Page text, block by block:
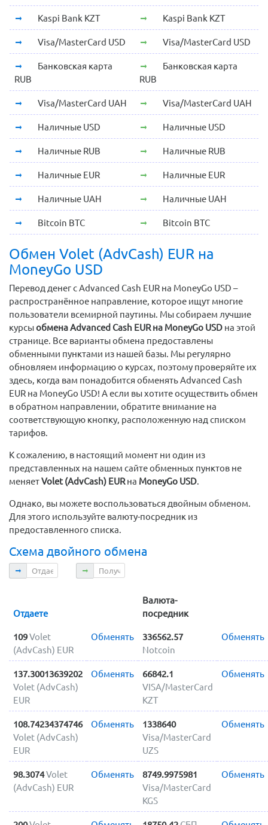
Kaspi Bank KZT Kaspi Bank KZT
Visa/MasterCard USD Visa/MasterCard USD
Банковская карта
RUB
Банковская карта
RUB
Visa/MasterCard UAH Visa/MasterCard UAH
Наличные USD Наличные USD
Наличные RUB Наличные RUB
Наличные EUR Наличные EUR
Наличные UAH Наличные UAH
Bitcoin BTC Bitcoin BTC
Обмен Volet (AdvCash) EUR на
MoneyGo USD
Перевод денег с Advanced Cash EUR на MoneyGo USD –
распространённое направление, которое ищут многие
пользователи всемирной паутины. Мы собираем лучшие
курсыобмена Advanced Cash EUR на MoneyGo USD на этой
странице. Все варианты обмена предоставлены
обменными пунктами из нашей базы. Мы регулярно
обновляем информацию о курсах, поэтому проверяйте их
здесь, когда вам понадобится обменять Advanced Cash
EUR на MoneyGo USD! А если вы хотите осуществить обмен
в обратном направлении, обратите внимание на
соответствующую кнопку, расположенную над списком
тарифов.
К сожалению, в настоящий момент ни один из
представленных на нашем сайте обменных пунктов не
меняетVolet (AdvCash) EURна MoneyGo USD.
Однако, вы можете воспользоваться двойным обменом.
Для этого используйте валюту-посредник из
предоставленного списка.
Схема двойного обмена
Отдаете Получаете
Отдаете
Валюта-
посредник
109Volet
(AdvCash) EUR
Обменять
336562.57
Notcoin
Обменять
137.30013639202
Volet (AdvCash)
EUR
Обменять
66842.1
VISA/MasterCard
KZT
Обменять
108.74234374746
Volet (AdvCash)
EUR
Обменять
1338640
Visa/MasterCard
UZS
Обменять
98.3074Volet
(AdvCash) EUR
Обменять
8749.9975981
Visa/MasterCard
KGS
Обменять